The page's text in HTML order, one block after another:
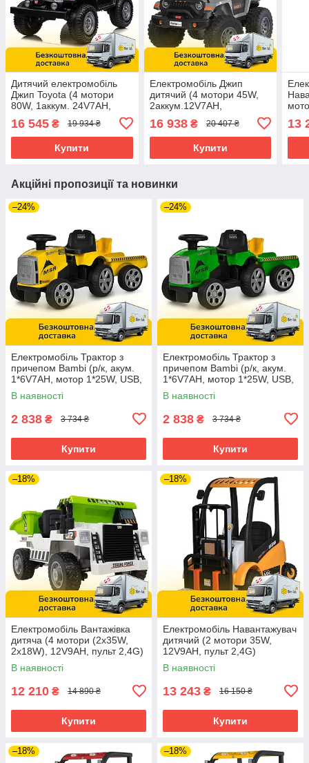
Дитячий електромобіль
Джип Toyota (4 мотори
80W, 1аккум. 24V7AH,
4968EBLR-2(24V) Чорний
16 545 ₴ 19 934 ₴
Купити
Електромобіль Джип
дитячий (4 мотори 45W,
2аккум.12V7AH,
підсвічування, пульт 2,4G)
Bambi M 6204EBLR-
11(24V) Сірий
16 938₴ 20 407 ₴
Купити
13
Акційні пропозиції та новинки
–24%
Електромобіль Трактор з
причепом Bambi (р/к, акум.
1*6V7AH, мотор 1*25W, USB,
BLUETOOTH, MP3) M
6346ER-6 Жовтий
В наявності
2 838 ₴ 3 734 ₴
Купити
–24%
Електромобіль Трактор з
причепом Bambi (р/к, акум.
1*6V7AH, мотор 1*25W, USB,
BLUETOOTH, MP3) M
6346ER-5 Зелений
В наявності
2 838 ₴ 3 734 ₴
Купити
–18%
Електромобіль Вантажівка
дитяча (4 мотори (2х35W,
2х18W), 12V9AH, пульт 2,4G)
Самоскид Bambi
JS3198EBLR-1 Білий
В наявності
12 210 ₴ 14 890 ₴
Купити
–18%
Електромобіль Навантажувач
дитячий (2 мотори 35W,
12V9AH, пульт 2,4G)
Спецтехніка Bambi M
5989BLR-6 Жовтий
В наявності
13 243 ₴ 16 150 ₴
Купити
–18% –18%